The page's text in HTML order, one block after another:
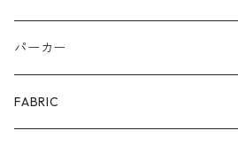
リング
カゴ
ファー
スニーカー/カジュアルシューズ
パンプス/綺麗めシューズ
パーカー
FABRIC